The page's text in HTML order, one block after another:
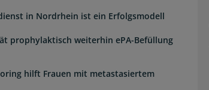
in Nordrhein ist ein Erfolgsmodell
prophylaktisch weiterhin ePA-Befüllung
hilft Frauen mit metastasiertem